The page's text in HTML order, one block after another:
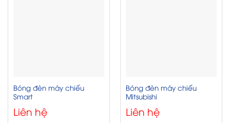
Bóng đèn máy chiếu
Smart
Liên hệ
Bóng đèn máy chiếu
Mitsubishi
Liên hệ